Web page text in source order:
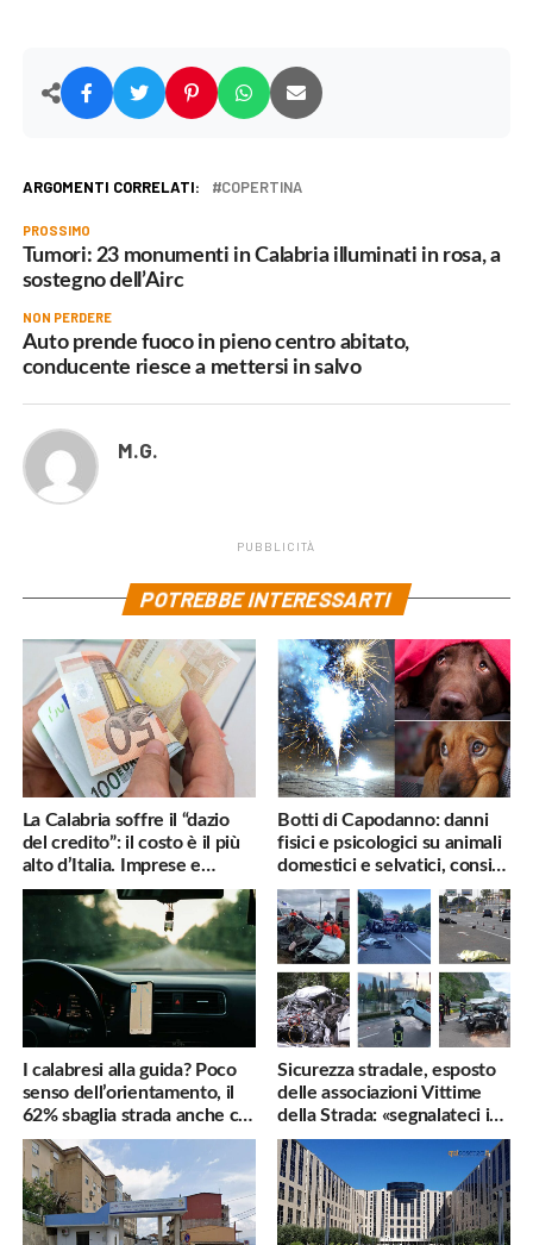
ARGOMENTI CORRELATI: COPERTINA
PROSSIMO
Tumori: 23 monumenti in Calabria illuminati in rosa, a
sostegno dell’Airc
NON PERDERE
Auto prende fuoco in pieno centro abitato,
conducente riesce a mettersi in salvo
M.G.
PUBBLICITÀ
POTREBBE INTERESSARTI
La Calabria soffre il “dazio
del credito”: il costo è il più
alto d’Italia. Imprese e
famiglie penalizzate
Botti di Capodanno: danni
fisici e psicologici su animali
domestici e selvatici, consigli
utili
I calabresi alla guida? Poco
senso dell’orientamento, il
62% sbaglia strada anche col
navigatore
Sicurezza stradale, esposto
delle associazioni Vittime
della Strada: «segnalateci i
pericoli, interverremo
subito»